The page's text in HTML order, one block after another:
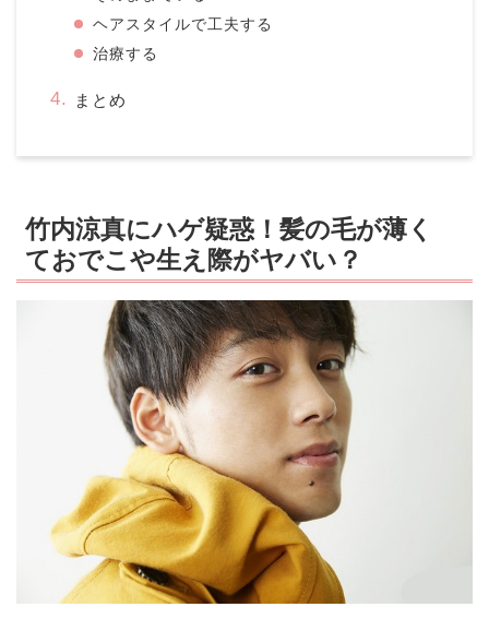
ヘアスタイルで工夫する
治療する
まとめ
竹内涼真にハゲ疑惑！髪の毛が薄く
ておでこや生え際がヤバい？